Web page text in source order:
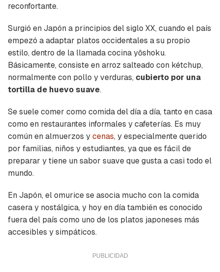
reconfortante.
Surgió en Japón a principios del siglo XX, cuando el país
empezó a adaptar platos occidentales a su propio
estilo, dentro de la llamada cocina yōshoku.
Básicamente, consiste en arroz salteado con kétchup,
normalmente con pollo y verduras, cubierto por una
tortilla de huevo suave.
Se suele comer como comida del día a día, tanto en casa
como en restaurantes informales y cafeterías. Es muy
común en almuerzos ycenas, y especialmente querido
por familias, niños y estudiantes, ya que es fácil de
preparar y tiene un sabor suave que gusta a casi todo el
mundo.
En Japón, el omurice se asocia mucho con la comida
casera y nostálgica, y hoy en día también es conocido
fuera del país como uno de los platos japoneses más
accesibles y simpáticos.